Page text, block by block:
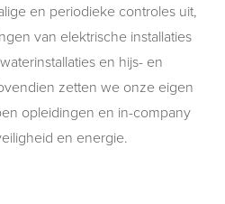
en periodieke controles uit,
van elektrische installaties
en hijs- en
zetten we onze eigen
opleidingen en in-company
en energie.